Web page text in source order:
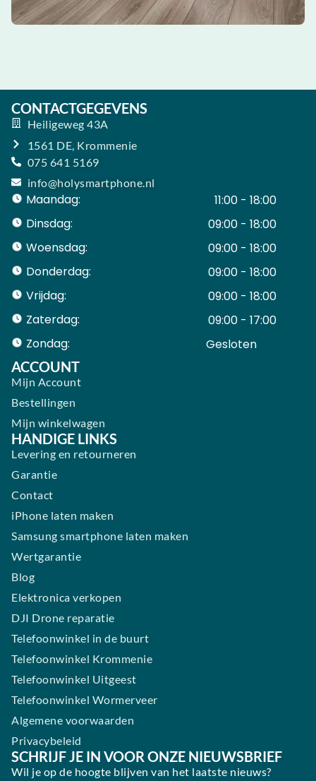
CONTACTGEGEVENS
Heiligeweg 43A
1561 DE, Krommenie
075 641 5169
info@holysmartphone.nl
Maandag:
11:00 - 18:00
Dinsdag:
09:00 - 18:00
Woensdag:
09:00 - 18:00
Donderdag:
09:00 - 18:00
Vrijdag:
09:00 - 18:00
Zaterdag:
09:00 - 17:00
Zondag:
Gesloten ​ ​ ​ ​ ​ ​ ​
ACCOUNT
Mijn Account
Bestellingen
Mijn winkelwagen
HANDIGE LINKS
Levering en retourneren
Garantie
Contact
iPhone laten maken
Samsung smartphone laten maken
Wertgarantie
Blog
Elektronica verkopen
DJI Drone reparatie
Telefoonwinkel in de buurt
Telefoonwinkel Krommenie
Telefoonwinkel Uitgeest
Telefoonwinkel Wormerveer
Algemene voorwaarden
Privacybeleid
SCHRIJF JE IN VOOR ONZE NIEUWSBRIEF
Wil je op de hoogte blijven van het laatste nieuws?